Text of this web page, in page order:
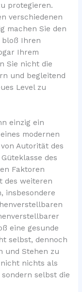
protegieren.
verschiedenen
machen Sie den
Ihren
Ihrem
Sie nicht die
und begleitend
Level zu
einzig ein
modernen
Autorität des
des
Faktoren
des weiteren
insbesondere
eine gesunde
selbst, dennoch
und Stehen zu
nichts als
selbst die